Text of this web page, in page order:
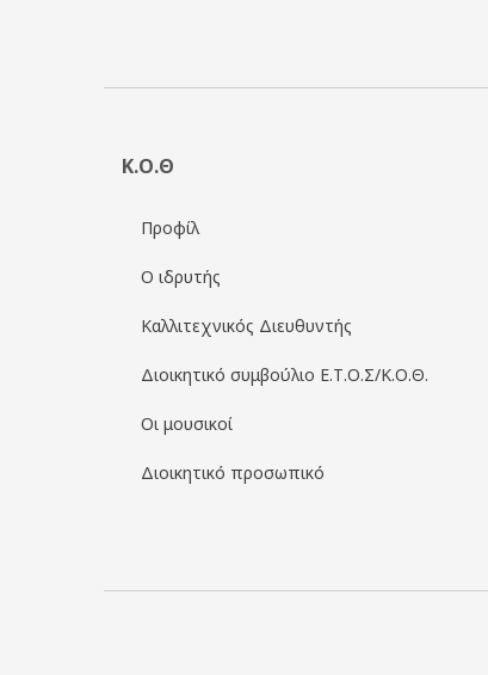
Κ.Ο.Θ
Προφίλ
Ο ιδρυτής
Καλλιτεχνικός Διευθυντής
Διοικητικό συμβούλιο Ε.Τ.Ο.Σ/Κ.Ο.Θ.
Οι μουσικοί
Διοικητικό προσωπικό